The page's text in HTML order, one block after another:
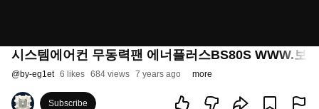
시스템에어컨 무동력팬 에너플러스BS80S WWW.보
@by-eg1et 6 likes 684 views 7 years ago more
Subscribe